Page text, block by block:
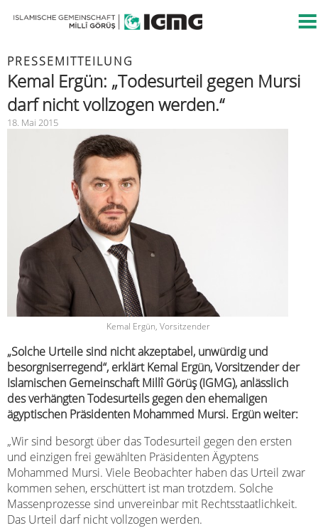
PRESSEMITTEILUNG
Kemal Ergün: „Todesurteil gegen Mursi
darf nicht vollzogen werden.“
18. Mai 2015
Kemal Ergün, Vorsitzender
„Solche Urteile sind nicht akzeptabel, unwürdig und
besorgniserregend“, erklärt Kemal Ergün, Vorsitzender der
Islamischen Gemeinschaft Millî Görüş (IGMG), anlässlich
des verhängten Todesurteils gegen den ehemaligen
ägyptischen Präsidenten Mohammed Mursi. Ergün weiter:
„Wir sind besorgt über das Todesurteil gegen den ersten
und einzigen frei gewählten Präsidenten Ägyptens
Mohammed Mursi. Viele Beobachter haben das Urteil zwar
kommen sehen, erschüttert ist man trotzdem. Solche
Massenprozesse sind unvereinbar mit Rechtsstaatlichkeit.
Das Urteil darf nicht vollzogen werden.